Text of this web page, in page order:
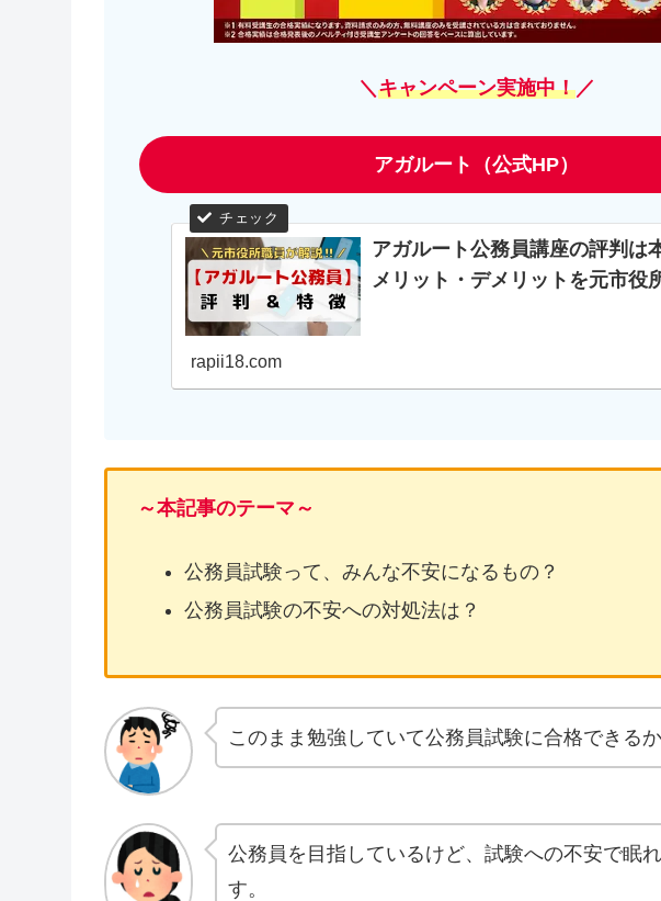
＼キャンペーン実施中！／
アガルート（公式HP）
アガルート公務員講座の評判は
メリット・デメリットを元市役
rapii18.com
～本記事のテーマ～
公務員試験って、みんな不安になるもの？
公務員試験の不安への対処法は？
このまま勉強していて公務員試験に合格できる
公務員を目指しているけど、試験への不安で眠
す。